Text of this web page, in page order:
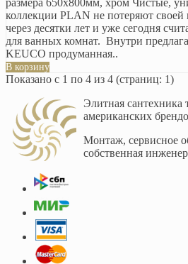
коллекции PLAN не потеряют своей
через десятки лет и уже сегодня
для ванных комнат. Внутри
KEUCO продуманная..
В корзину
Показано с 1 по 4 из 4 (страниц: 1)
Элитная сантехника
американских
Монтаж, сервисное
собственная